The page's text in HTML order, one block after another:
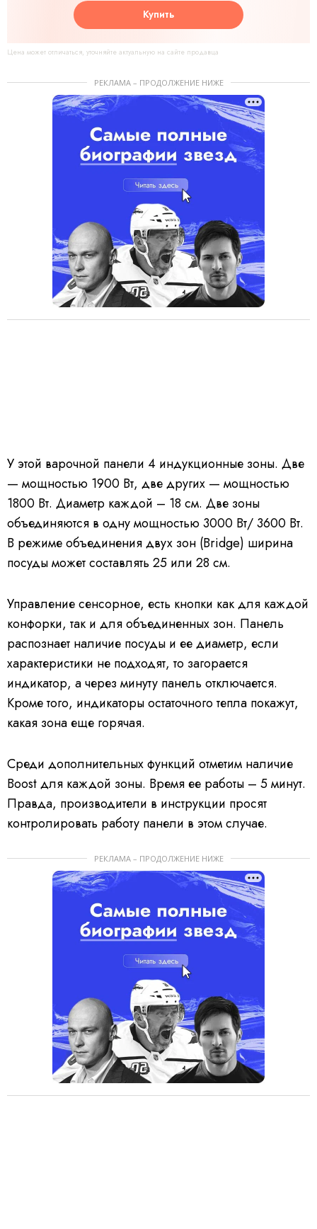
Купить
Цена может отличаться, уточняйте актуальную на сайте продавца
РЕКЛАМА – ПРОДОЛЖЕНИЕ НИЖЕ
У этой варочной панели 4 индукционные зоны. Две
— мощностью 1900 Вт, две других — мощностью
1800 Вт. Диаметр каждой – 18 см. Две зоны
объединяются в одну мощностью 3000 Вт/ 3600 Вт.
В режиме объединения двух зон (Bridge) ширина
посуды может составлять 25 или 28 см.
Управление сенсорное, есть кнопки как для каждой
конфорки, так и для объединенных зон. Панель
распознает наличие посуды и ее диаметр, если
характеристики не подходят, то загорается
индикатор, а через минуту панель отключается.
Кроме того, индикаторы остаточного тепла покажут,
какая зона еще горячая.
Среди дополнительных функций отметим наличие
Boost для каждой зоны. Время ее работы – 5 минут.
Правда, производители в инструкции просят
контролировать работу панели в этом случае.
РЕКЛАМА – ПРОДОЛЖЕНИЕ НИЖЕ